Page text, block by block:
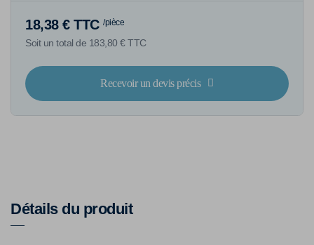
18,38 € TTC /pièce
Soit un total de 183,80 € TTC
Recevoir un devis précis
Détails du produit